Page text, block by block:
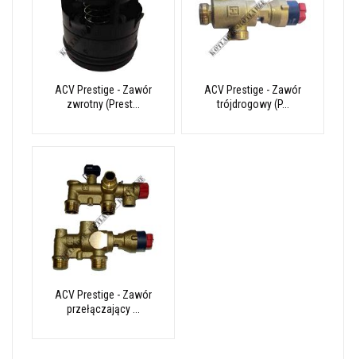
ACV Prestige - Zawór
zwrotny (Prest...
ACV Prestige - Zawór
trójdrogowy (P...
ACV Prestige - Zawór
przełączający ...